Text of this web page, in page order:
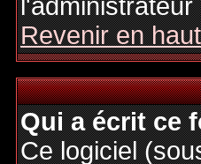
Revenir en
Qui a écrit ce
Ce logiciel